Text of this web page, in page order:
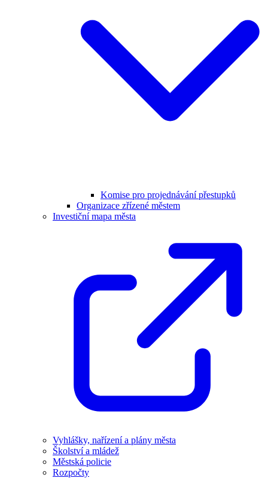
Komise pro projednávání přestupků
Organizace zřízené městem
Investiční mapa města
Vyhlášky, nařízení a plány města
Školství a mládež
Městská policie
Rozpočty